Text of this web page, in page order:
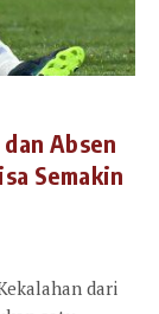
Absen
Semakin
dari